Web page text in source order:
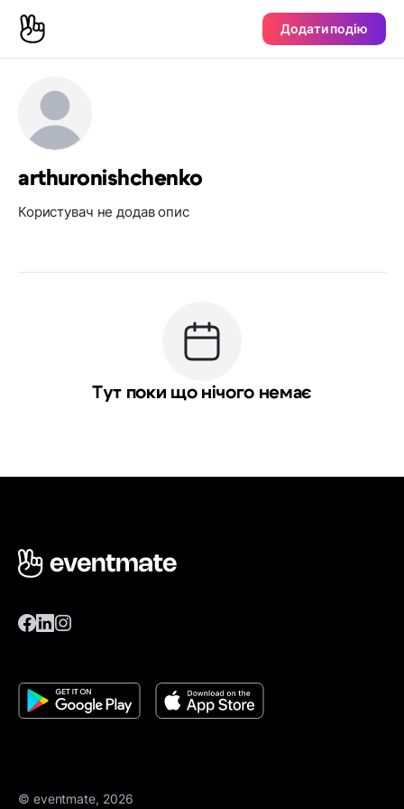
Додати подію
arthuronishchenko
Користувач не додав опис
Тут поки що нічого немає
© eventmate, 2026